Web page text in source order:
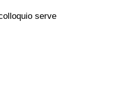
serve